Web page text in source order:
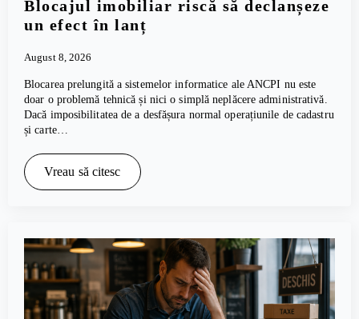
Blocajul imobiliar riscă să declanșeze
un efect în lanț
August 8, 2026
Blocarea prelungită a sistemelor informatice ale ANCPI nu este
doar o problemă tehnică și nici o simplă neplăcere administrativă.
Dacă imposibilitatea de a desfășura normal operațiunile de cadastru
și carte…
Vreau să citesc